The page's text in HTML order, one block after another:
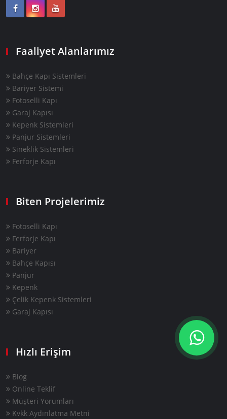
Faaliyet Alanlarımız
Bahçe Kapı Sistemleri
Bariyer Sistemi
Fotoselli Kapı
Garaj Kapısı
Kepenk Sistemleri
Panjur Sistemleri
Sineklik Sistemleri
Ferforje Kapı
Biten Projelerimiz
Fotoselli Kapı
Ferforje Kapı
Bariyer
Bahçe Kapısı
Panjur
Kepenk
Çelik Kepenk Sistemleri
Garaj Kapısı
Hızlı Erişim
Blog
Online Teklif
Müşteri Yorumları
Kvkk Aydınlatma Metni